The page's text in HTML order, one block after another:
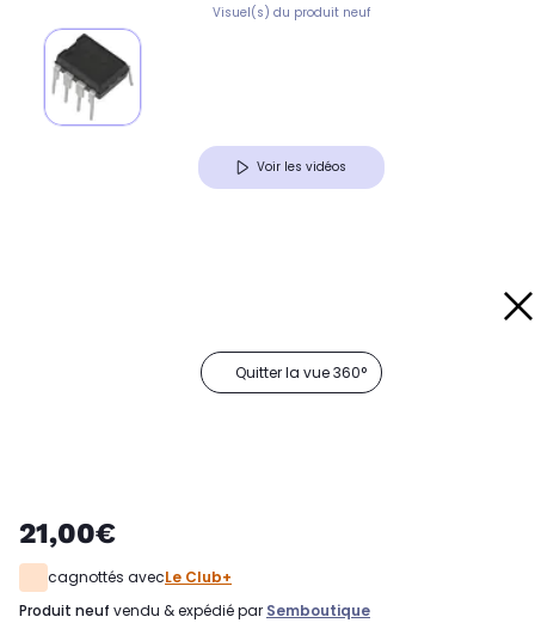
Visuel(s) du produit neuf
Voir les vidéos
Quitter la vue 360°
21,00€
cagnottés avecLe Club+
produit neuf vendu & expédié par Semboutique